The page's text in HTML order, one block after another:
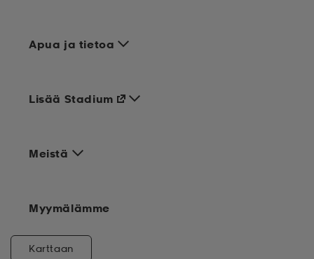
Apua ja tietoa
Meistä
Lisää Stadium
Myymälämme
Karttaan